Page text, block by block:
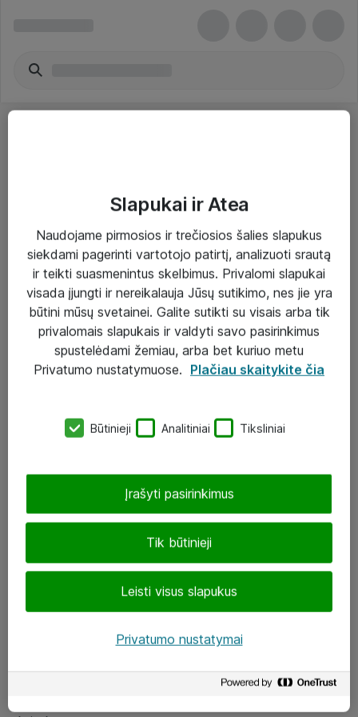
Paslaugos
Sprendimai
Įgyvendinti projektai
Atea ekspertų patarimai verslui
eShop@atea.lt
LinkedIn
Slapukai ir Atea
Naudojame pirmosios ir trečiosios šalies slapukus
siekdami pagerinti vartotojo patirtį, analizuoti srautą
ir teikti suasmenintus skelbimus. Privalomi slapukai
visada įjungti ir nereikalauja Jūsų sutikimo, nes jie yra
būtini mūsų svetainei. Galite sutikti su visais arba tik
privalomais slapukais ir valdyti savo pasirinkimus
spustelėdami žemiau, arba bet kuriuo metu
Privatumo nustatymuose. Plačiau skaitykite čia
Būtinieji Analitiniai Tiksliniai
Tik būtinieji
Leisti visus slapukus
Įrašyti pasirinkimus
Privatumo nustatymai